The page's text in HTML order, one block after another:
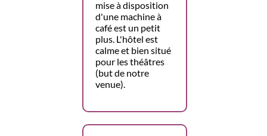
mise à disposition
d'une machine à
café est un petit
plus. L'hôtel est
calme et bien situé
pour les théâtres
(but de notre
venue).